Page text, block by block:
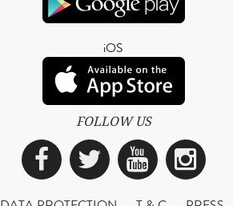
iOS
FOLLOW US
Facebook
Twitter